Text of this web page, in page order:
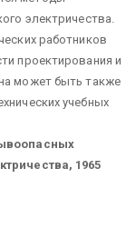
электричества.
работников
проектирования и
может быть также
учебных
1965